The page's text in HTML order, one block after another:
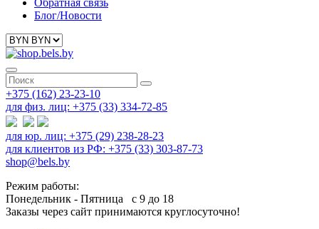
Обратная связь
Блог/Новости
+375 (162) 23-23-10
для физ. лиц: +375 (33) 334-72-85
для юр. лиц: +375 (29) 238-28-23
для клиентов из РФ: +375 (33) 303-87-73
shop@bels.by
Режим работы:
Понедельник - Пятница с 9 до 18
Заказы через сайт принимаются круглосуточно!